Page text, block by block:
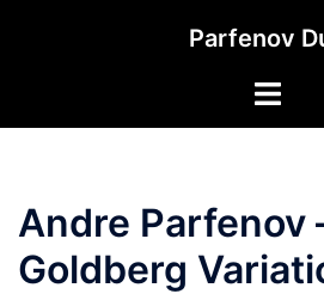
Parfenov
Andre Parfenov
Goldberg